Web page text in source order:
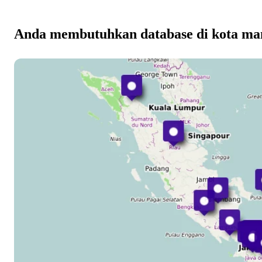
Anda membutuhkan database di kota